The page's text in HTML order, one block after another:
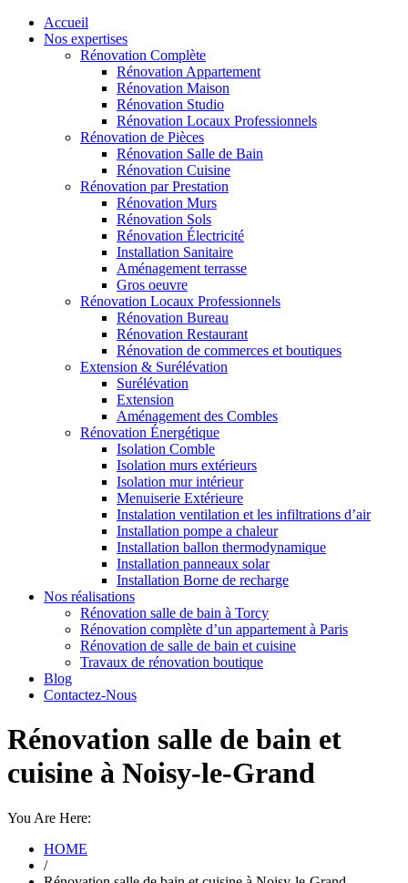
Accueil
Nos expertises
Rénovation Complète
Rénovation Appartement
Rénovation Maison
Rénovation Studio
Rénovation Locaux Professionnels
Rénovation de Pièces
Rénovation Salle de Bain
Rénovation Cuisine
Rénovation par Prestation
Rénovation Murs
Rénovation Sols
Rénovation Électricité
Installation Sanitaire
Aménagement terrasse
Gros oeuvre
Rénovation Locaux Professionnels
Rénovation Bureau
Rénovation Restaurant
Rénovation de commerces et boutiques
Extension & Surélévation
Surélévation
Extension
Aménagement des Combles
Rénovation Énergétique
Isolation Comble
Isolation murs extérieurs
Isolation mur intérieur
Menuiserie Extérieure
Instalation ventilation et les infiltrations d’air
Installation pompe a chaleur
Installation ballon thermodynamique
Installation panneaux solar
Installation Borne de recharge
Nos réalisations
Rénovation salle de bain à Torcy
Rénovation complète d’un appartement à Paris
Rénovation de salle de bain et cuisine
Travaux de rénovation boutique
Blog
Contactez-Nous
Rénovation salle de bain et
cuisine à Noisy-le-Grand
You Are Here:
HOME
/